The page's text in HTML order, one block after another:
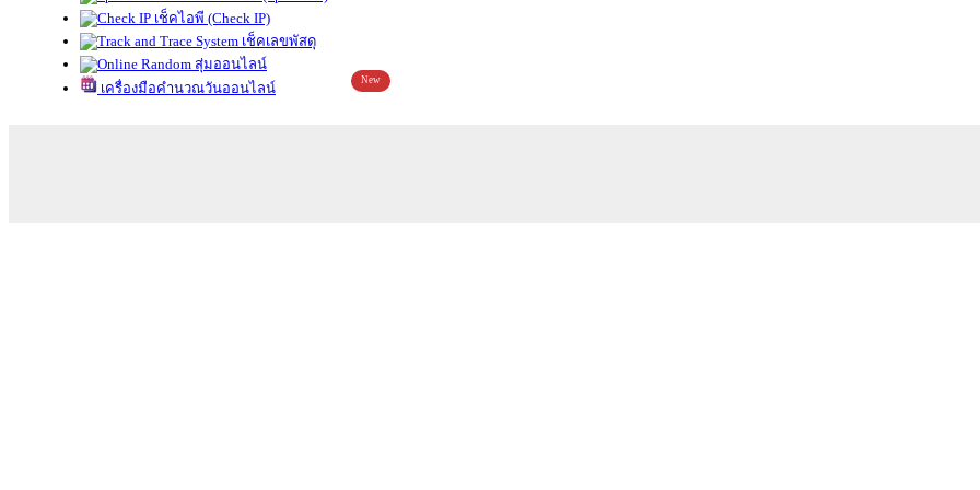
เช็คไอพี (Check IP)
เช็คเลขพัสดุ
สุ่มออนไลน์
เครื่องมือคำนวณวันออนไลน์
New